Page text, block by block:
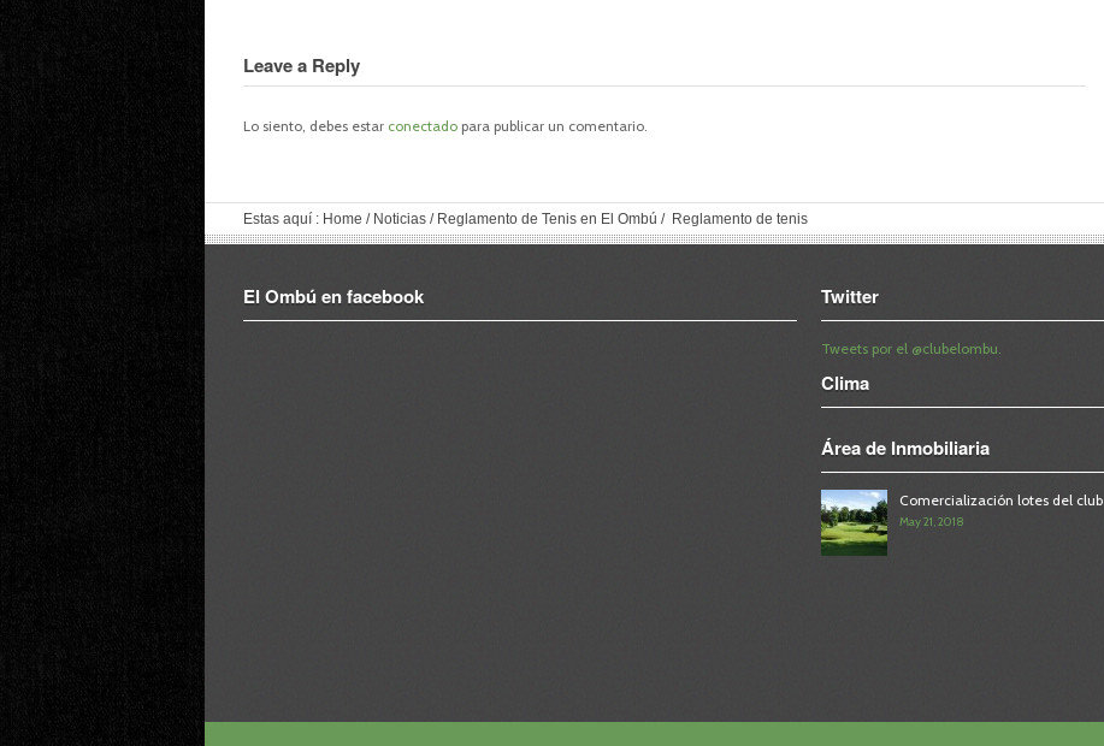
Leave a Reply
Lo siento, debes estar conectado para publicar un comentario.
Estas aquí : Home / Noticias / Reglamento de Tenis en El Ombú / Reglamento de tenis
El Ombú en facebook Twitter
Tweets por el @clubelombu.
Clima
Área de Inmobiliaria
Comercialización lotes del club
May 21, 2018